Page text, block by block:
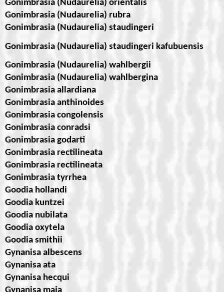
Gonimbrasia (Nudaurelia) orientalis
Gonimbrasia (Nudaurelia) rubra
Gonimbrasia (Nudaurelia) staudingeri
Gonimbrasia (Nudaurelia) staudingeri kafubuensis
Gonimbrasia (Nudaurelia) wahlbergii
Gonimbrasia (Nudaurelia) wahlbergina
Gonimbrasia allardiana
Gonimbrasia anthinoides
Gonimbrasia congolensis
Gonimbrasia conradsi
Gonimbrasia godarti
Gonimbrasia rectilineata
Gonimbrasia rectilineata
Gonimbrasia tyrrhea
Goodia hollandi
Goodia kuntzei
Goodia nubilata
Goodia oxytela
Goodia smithii
Gynanisa albescens
Gynanisa ata
Gynanisa hecqui